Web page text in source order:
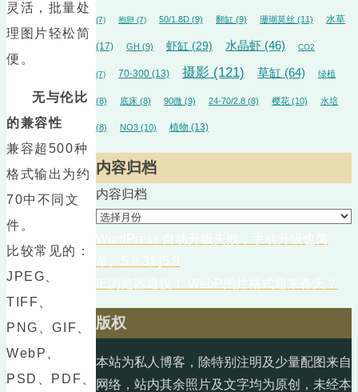
灵活，批量处
理图片轻松简
便。
无与伦比
的兼容性
兼容超500种
格式输出为约
70中不同文
件。
比较常见的：
JPEG、
TIFF、
PNG、GIF、
WebP、
PSD、PDF、
(7) 抱卵 (7) 50/1.8D (9) 翻缸 (9) 珊瑚莫丝 (11) 水草
(17) GH (9) 虾缸 (29) 水晶虾 (46) CO2
(7) 70-300 (13) 摄影 (121) 草缸 (64) 绿植
(8) 底床 (8) 90微 (9) 24-70/2.8 (8) 樱花 (10) 水培
(8) NO3 (10) 植物 (13)
内容归档
内容归档
版权
本站为私人博客，除特别注明及少量配图来自
网络，站内其余照片及文字均为原创，未经本